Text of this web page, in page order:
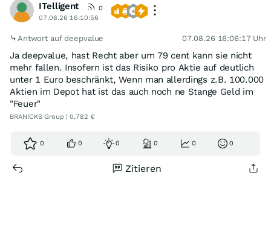
ITelligent
0
07.08.26 16:10:56
Antwort auf deepvalue 07.08.26 16:06:17 Uhr
Ja deepvalue, hast Recht aber um 79 cent kann sie nicht
mehr fallen. Insofern ist das Risiko pro Aktie auf deutlich
unter 1 Euro beschränkt, Wenn man allerdings z.B. 100.000
Aktien im Depot hat ist das auch noch ne Stange Geld im
"Feuer"
BRANICKS Group | 0,782 €
0 0 0 0 0 0
Zitieren